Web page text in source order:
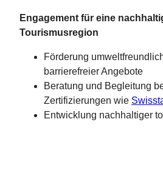
Engagement für eine
Tourismusregion
Förderung
barrierefreier Angebote
Beratung und Begleitung
Zertifizierungen wie
Entwicklung nachhaltiger